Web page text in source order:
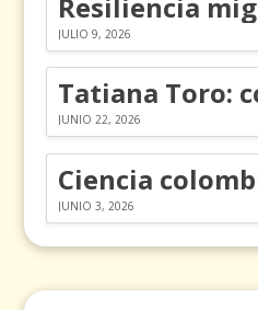
JULIO 9, 2026
JUNIO 22, 2026
JUNIO 3, 2026